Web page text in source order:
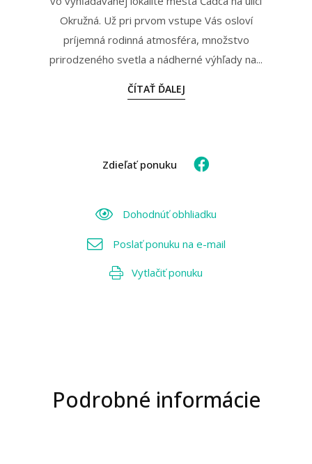
Okružná. Už pri prvom vstupe Vás osloví
príjemná rodinná atmosféra, množstvo
prirodzeného svetla a nádherné výhľady na...
ČÍTAŤ ĎALEJ
Zdieľať ponuku
Dohodnúť obhliadku
Poslať ponuku na e-mail
Vytlačiť ponuku
Podrobné informácie